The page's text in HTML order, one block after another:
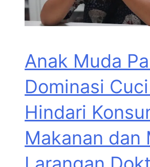
Anak Muda
Dominasi
Hindari
Makanan dan